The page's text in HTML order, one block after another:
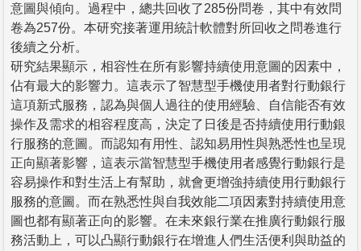
意圖與傾向。過程中，總共回收了285份問卷，其中有效問
卷為257份。本研究接著運用統計軟體對所回收之問卷進行
後續之分析。
研究結果顯示，相容性在所有影響持續使用意圖的因素中，
佔有最大的影響力。這表示了智慧型手機使用者對行動銀行
這項新式服務，認為與個人過往的使用經驗、自信能否有效
操作及需求的相容程度高，決定了日後是否持續使用行動銀
行服務的意圖。而認知有用性、認知易用性與熟悉性也呈現
正向顯著影響，這表示當智慧型手機使用者感覺行動銀行是
容易操作和對生活上有幫助，就會更增強持續使用行動銀行
服務的意圖。而在熟悉性與自我效能二項因素對持續使用意
圖也都有顯著正向的影響。在未來銀行業在推廣行動銀行服
務活動上，可以凸顯行動銀行在增進人們生活便利與助益的